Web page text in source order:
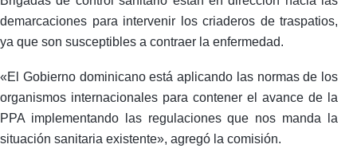
demarcaciones para intervenir los criaderos de traspatios,
ya que son susceptibles a contraer la enfermedad.
«El Gobierno dominicano está aplicando las normas de los
organismos internacionales para contener el avance de la
PPA implementando las regulaciones que nos manda la
situación sanitaria existente», agregó la comisión.